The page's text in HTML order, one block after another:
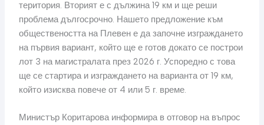
територия. Вторият е с дължина 19 км и ще реши
проблема дългосрочно. Нашето предложение към
обществеността на Плевен е да започне изграждането
на първия вариант, който ще е готов докато се построи
лот 3 на магистралата през 2026 г. Успоредно с това
ще се стартира и изграждането на варианта от 19 км,
който изисква повече от 4 или 5 г. време.
Министър Коритарова информира в отговор на въпрос